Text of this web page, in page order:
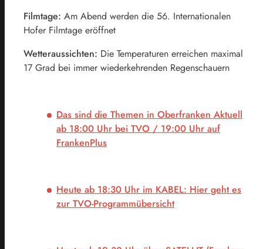
Filmtage: Am Abend werden die 56. Internationalen
Hofer Filmtage eröffnet
Wetteraussichten: Die Temperaturen erreichen maximal
17 Grad bei immer wiederkehrenden Regenschauern
Das sind die Themen in Oberfranken Aktuell
ab 18:00 Uhr bei TVO / 19:00 Uhr auf
FrankenPlus
Heute ab 18:30 Uhr im KABEL: Hier geht es
zur TVO-Programmübersicht